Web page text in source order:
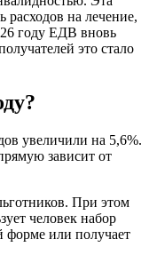
расходов на лечение,
году ЕДВ вновь
это стало
увеличили на 5,6%.
зависит от
При этом
человек набор
форме или получает